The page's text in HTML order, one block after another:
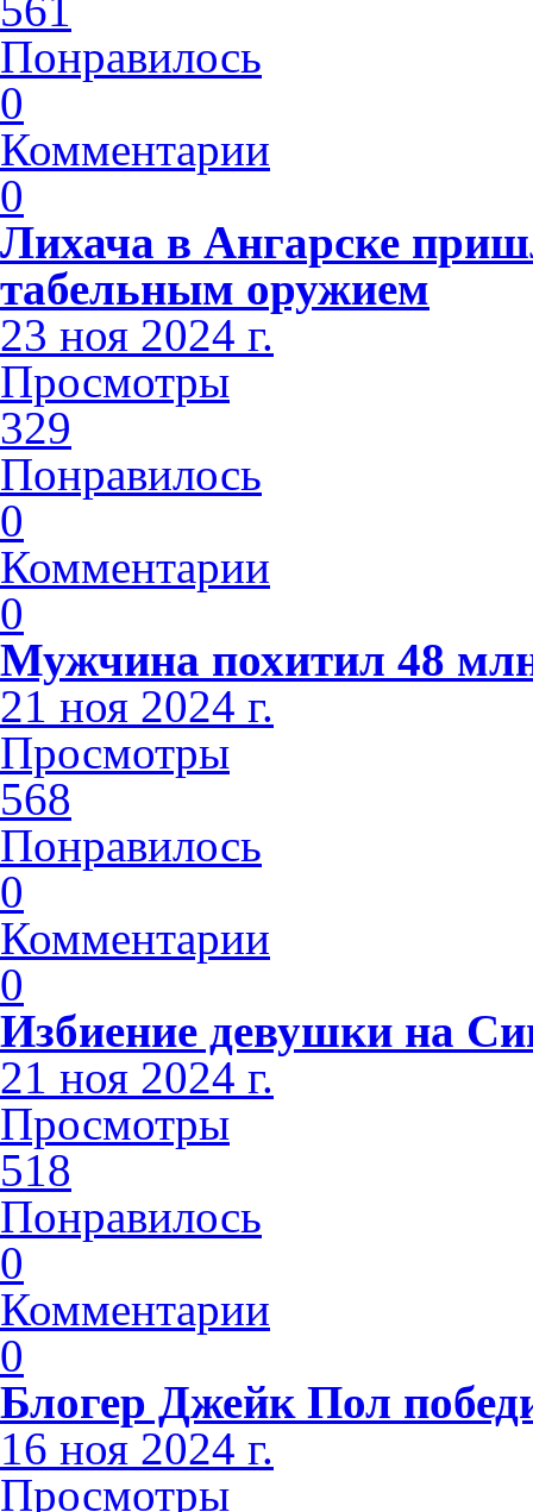
Понравилось
0
Комментарии
0
Лихача в Ангарске
табельным оружием
23 ноя 2024 г.
Просмотры
329
Понравилось
0
Комментарии
0
Мужчина похитил 48
21 ноя 2024 г.
Просмотры
568
Понравилось
0
Комментарии
0
Избиение девушки на
21 ноя 2024 г.
Просмотры
518
Понравилось
0
Комментарии
0
Блогер Джейк Пол
16 ноя 2024 г.
Просмотры